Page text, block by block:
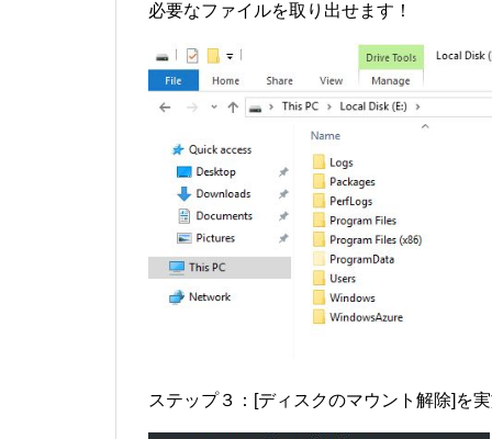
必要なファイルを取り出せます！
ステップ３：[ディスクのマウント解除]を